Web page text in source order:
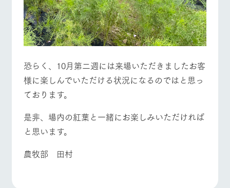
団体のお
客様へ
ペットを
お連れの
お問い合
わせ・資
料請求
い、ビュッフェ
スタイルで提供
め、牧場産の逸
品を取り揃えた
店舗
牧場内を巡る周
遊バスのご案内
ネットショップ
個人情報取扱いについて
よくあるご質問
団体のお客様へ
ペットをお連れの
恐らく、10月第二週には来場いただきましたお客
様に楽しんでいただける状況になるのではと思っ
ております。
是非、場内の紅葉と一緒にお楽しみいただければ
と思います。
農牧部 田村